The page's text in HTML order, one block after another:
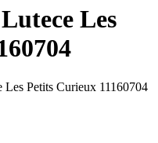
Les